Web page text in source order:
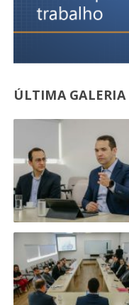
ÚLTIMA GALERIA